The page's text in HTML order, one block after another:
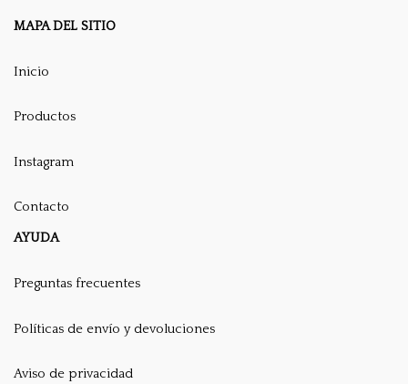
MAPA DEL SITIO
Inicio
Productos
Instagram
Contacto
AYUDA
Preguntas frecuentes
Políticas de envío y devoluciones
Aviso de privacidad